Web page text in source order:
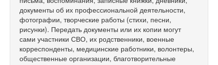
документы об их профессиональной деятельности,
фотографии, творческие работы (стихи, песни,
рисунки). Передать документы или их копии могут
сами участники СВО, их родственники, военные
корреспонденты, медицинские работники, волонтеры,
общественные организации, благотворительные